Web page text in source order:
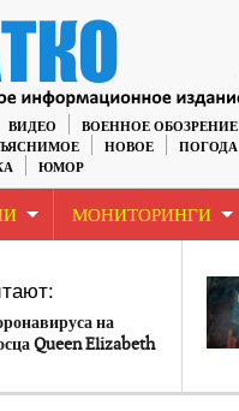
ВИДЕО ВОЕННОЕ ОБОЗРЕНИЕ
НОВОЕ ПОГОДА
ЮМОР
МОНИТОРИНГИ
на
Queen Elizabeth